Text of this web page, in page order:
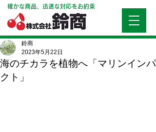
確かな商品、迅速な対応をお約束
海のチカラを植物へ「マリンインパ
クト」
鈴商
2023年5月22日